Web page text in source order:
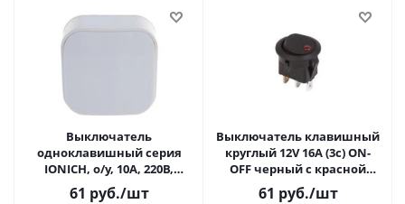
Выключатель
одноклавишный серия
IONICH, о/у, 10А, 220В,
белый (еврослот)
61 руб./шт
Выключатель клавишный
круглый 12V 16А (3с) ON-
OFF черный с красной
подсветкой REXANT
61 руб./шт